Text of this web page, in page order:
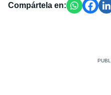
Compártela en: